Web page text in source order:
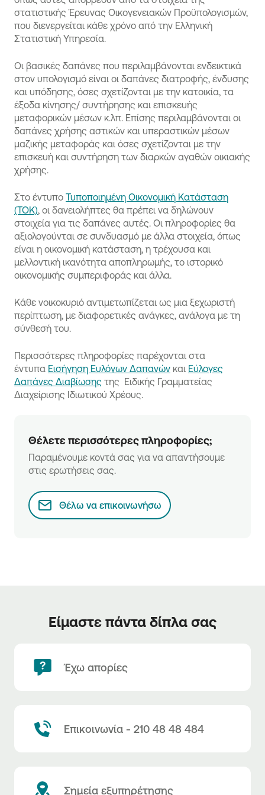
στατιστικής Έρευνας Οικογενειακών Προϋπολογισμών,
που διενεργείται κάθε χρόνο από την Ελληνική
Στατιστική Υπηρεσία.
Οι βασικές δαπάνες που περιλαμβάνονται ενδεικτικά
στον υπολογισμό είναι οι δαπάνες διατροφής, ένδυσης
και υπόδησης, όσες σχετίζονται με την κατοικία, τα
έξοδα κίνησης/ συντήρησης και επισκευής
μεταφορικών μέσων κ.λπ. Επίσης περιλαμβάνονται οι
δαπάνες χρήσης αστικών και υπεραστικών μέσων
μαζικής μεταφοράς και όσες σχετίζονται με την
επισκευή και συντήρηση των διαρκών αγαθών οικιακής
χρήσης.
Στο έντυπο Τυποποιημένη Οικονομική Κατάσταση
(ΤΟΚ), οι δανειολήπτες θα πρέπει να δηλώνουν
στοιχεία για τις δαπάνες αυτές. Οι πληροφορίες θα
αξιολογούνται σε συνδυασμό με άλλα στοιχεία, όπως
είναι η οικονομική κατάσταση, η τρέχουσα και
μελλοντική ικανότητα αποπληρωμής, το ιστορικό
οικονομικής συμπεριφοράς και άλλα.
Κάθε νοικοκυριό αντιμετωπίζεται ως μια ξεχωριστή
περίπτωση, με διαφορετικές ανάγκες, ανάλογα με τη
σύνθεσή του.
Περισσότερες πληροφορίες παρέχονται στα
έντυπα Εισήγηση Ευλόγων Δαπανών και Εύλογες
Δαπάνες Διαβίωσης της Ειδικής Γραμματείας
Διαχείρισης Ιδιωτικού Χρέους.
Θέλετε περισσότερες πληροφορίες;
Παραμένουμε κοντά σας για να απαντήσουμε
στις ερωτήσεις σας.
Θέλω να επικοινωνήσω
Είμαστε πάντα δίπλα σας
Έχω απορίες
Επικοινωνία - 210 48 48 484
Σημεία εξυπηρέτησης